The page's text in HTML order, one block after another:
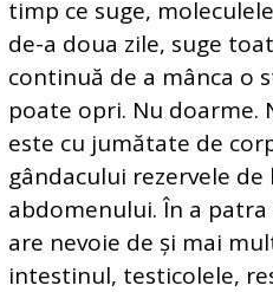
timp ce suge,
de-a doua zile, suge
continuă de a mânca o
poate opri. Nu doarme.
este cu jumătate de
gândacului rezervele
abdomenului. În a
are nevoie de și mai
intestinul, testicolele,